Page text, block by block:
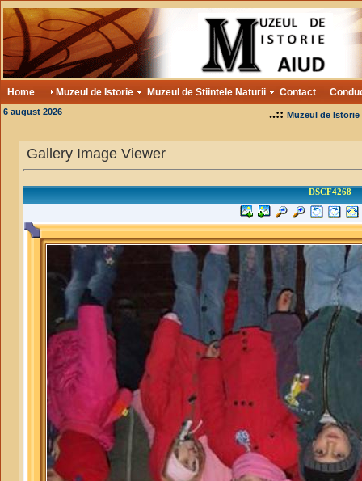
Home Muzeul de Istorie Muzeul de Stiintele Naturii Contact
6 august 2026 ..:: Muzeul de Istorie
Gallery Image Viewer
DSCF4268